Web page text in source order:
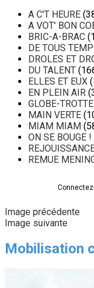
A C'T HEURE
A VOT' BON
BRIC-A-BRAC
DE TOUS
DROLES ET
DU TALENT
ELLES ET EUX
EN PLEIN AIR
GLOBE-
MAIN VERTE
MIAM MIAM
ON SE BOUGE !
REMUE
Image précédente
Image suivante
Mobilisation